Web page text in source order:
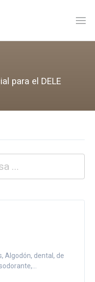
para el DELE
Algodón, dental, de